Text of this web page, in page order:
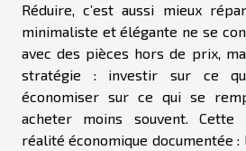
Réduire, c’est aussi mieux
minimaliste et élégante ne se
avec des pièces hors de prix,
stratégie : investir sur ce
économiser sur ce qui se
acheter moins souvent. Cette
réalité économique documentée :